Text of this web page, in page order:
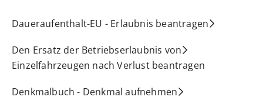
Daueraufenthalt-EU - Erlaubnis beantragen
Den Ersatz der Betriebserlaubnis von
Einzelfahrzeugen nach Verlust beantragen
Denkmalbuch - Denkmal aufnehmen